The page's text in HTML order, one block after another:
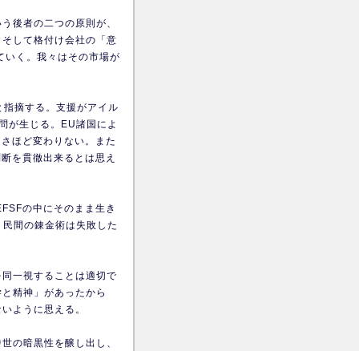
後者の二つの原則が、
して格付け会社の「意
いく。我々はその市場が
摘する。支援がアイル
が生じる。EU諸国によ
ほど変わりない。また
を貫徹出来るとは思え
の中にそのまま生き
間の錬金術は失敗した
一視することは適切で
精神」があったから
ように思える。
の暗黒性を醸し出し、